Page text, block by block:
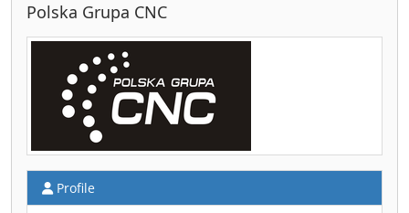
Polska Grupa CNC
Profile